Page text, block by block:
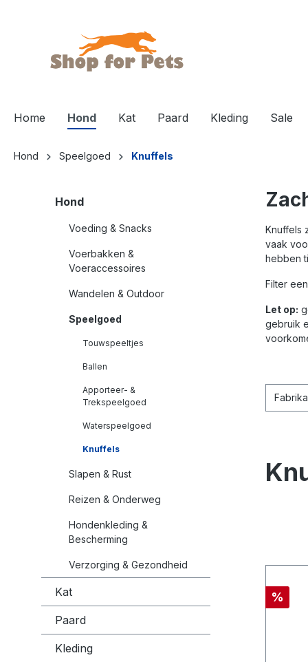
Home Hond Kat Paard Kleding Sale
Hond Speelgoed Knuffels
Hond
Voeding & Snacks
Voerbakken &
Voeraccessoires
Wandelen & Outdoor
Speelgoed
Touwspeeltjes
Ballen
Apporteer- &
Trekspeelgoed
Waterspeelgoed
Knuffels
Slapen & Rust
Reizen & Onderweg
Hondenkleding &
Bescherming
Verzorging & Gezondheid
Kat
Paard
Kleding
Knuffels
vaak
hebben
Filter
Let op:
gebruik
%